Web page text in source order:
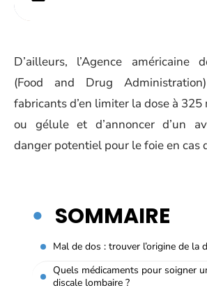
D’ailleurs, l’Agence américaine
(Food and Drug
fabricants d’en limiter la dose à
ou gélule et d’annoncer d’un
danger potentiel pour le foie en cas
SOMMAIRE
Mal de dos : trouver l’origine de la
Quels médicaments pour soigner
discale lombaire ?